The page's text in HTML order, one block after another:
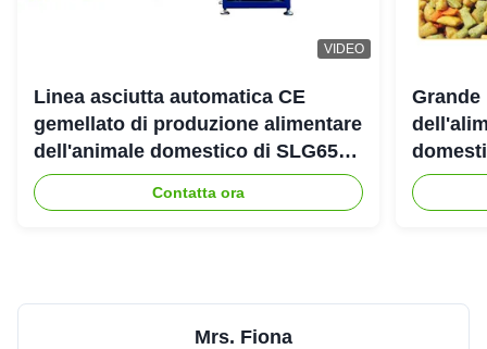
VIDEO
Linea asciutta automatica CE
gemellato di produzione alimentare
dell'animale domestico di SLG65
SLG70 dell'estrusore a vite di
parallelo
Contatta ora
Grande
Mrs. Fiona